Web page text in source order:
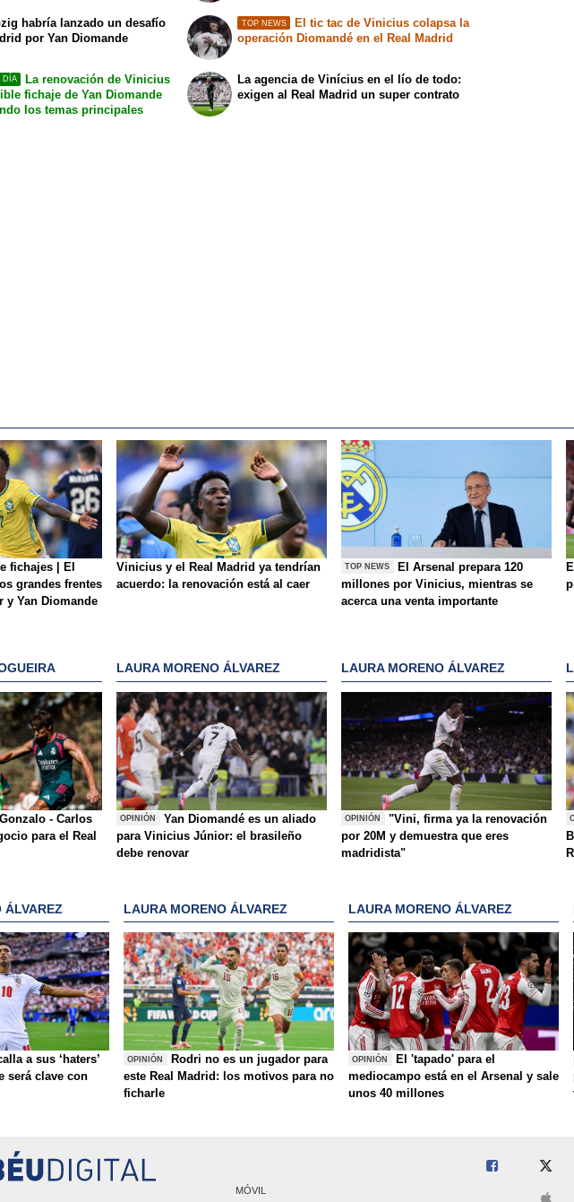
habría lanzado un desafío
por Yan Diomande
DÍA
La renovación de Vinicius
fichaje de Yan Diomande
los temas principales
TOP NEWS
El tic tac de Vinicius colapsa la
operación Diomandé en el Real Madrid
La agencia de Vinícius en el lío de todo:
exigen al Real Madrid un super contrato
fichajes | El
grandes frentes
y Yan Diomande
Vinicius y el Real Madrid ya tendrían
acuerdo: la renovación está al caer
TOP NEWS
El Arsenal prepara 120
millones por Vinicius, mientras se
acerca una venta importante
- Carlos
para el Real
LAURA MORENO ÁLVAREZ
OPINIÓN
Yan Diomandé es un aliado
para Vinicius Júnior: el brasileño
debe renovar
LAURA MORENO ÁLVAREZ
OPINIÓN
"Vini, firma ya la renovación
por 20M y demuestra que eres
madridista"
ÁLVAREZ
a sus ‘haters’
será clave con
LAURA MORENO ÁLVAREZ
OPINIÓN
Rodri no es un jugador para
este Real Madrid: los motivos para no
ficharle
LAURA MORENO ÁLVAREZ
OPINIÓN
El 'tapado' para el
mediocampo está en el Arsenal y sale
unos 40 millones
MÓVIL